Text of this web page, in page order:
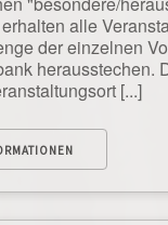
alle
der einzelnen
herausstechen.
[...]